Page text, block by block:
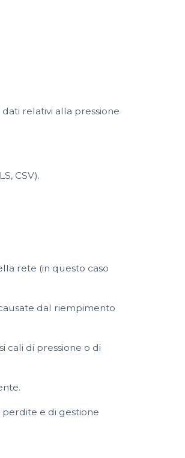
relativi alla pressione
CSV).
rete (in questo caso
dal riempimento
cali di pressione o di
e di gestione